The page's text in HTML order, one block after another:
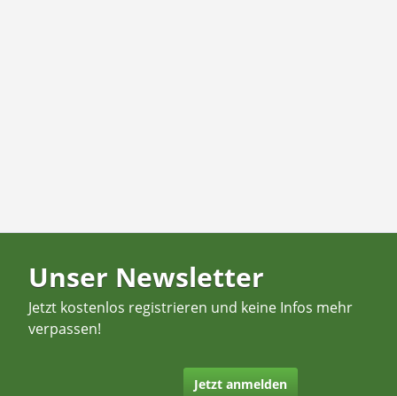
Unser Newsletter
Jetzt kostenlos registrieren und keine Infos mehr
verpassen!
Jetzt anmelden